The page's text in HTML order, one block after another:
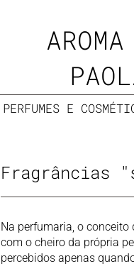
PERFUMES E
Fragrâncias
Na perfumaria, o
com o cheiro da própria
percebidos apenas